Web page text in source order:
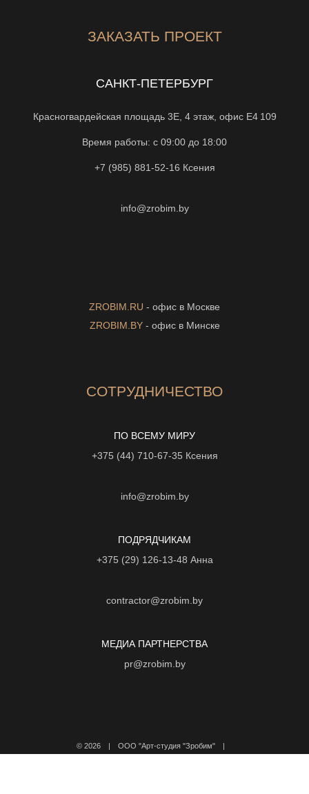
ЗАКАЗАТЬ ПРОЕКТ
САНКТ-ПЕТЕРБУРГ
Красногвардейская площадь 3Е, 4 этаж, офис Е4 109
Время работы: с 09:00 до 18:00
+7 (985) 881-52-16 Ксения
info@zrobim.by
ZROBIM.RU - офис в Москве
ZROBIM.BY- офис в Минске
СОТРУДНИЧЕСТВО
ПО ВСЕМУ МИРУ
+375 (44) 710-67-35 Ксения
info@zrobim.by
ПОДРЯДЧИКАМ
+375 (29) 126-13-48 Анна
contractor@zrobim.by
МЕДИА ПАРТНЕРСТВА
pr@zrobim.by
© 2026 | ООО "Арт-студия "Зробим" |